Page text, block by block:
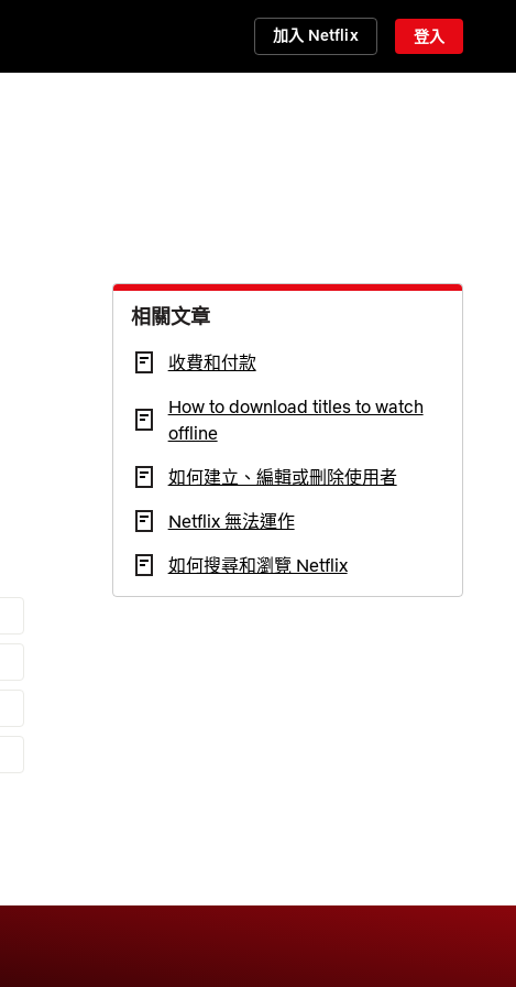
加入 Netflix 登入
相關文章
收費和付款
How to download titles to watch
offline
如何建立、編輯或刪除使用者
Netflix 無法運作
如何搜尋和瀏覽 Netflix